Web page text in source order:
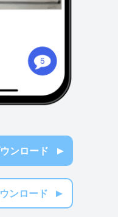
ンロード
ンロード